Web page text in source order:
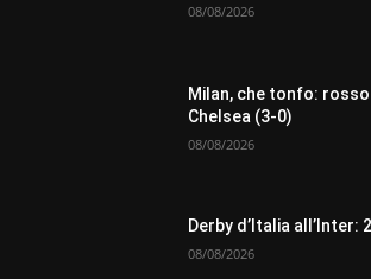
08/08/2026
Milan, che tonfo:
Chelsea (3-0)
08/08/2026
Derby d’Italia all’Inter:
08/08/2026